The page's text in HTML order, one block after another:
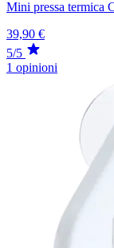
Mini pressa termica
39,90 €
5/5
1 opinioni